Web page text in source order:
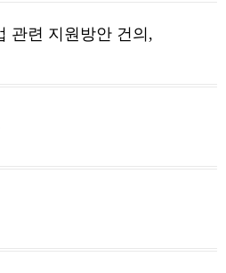
관련 지원방안 건의,